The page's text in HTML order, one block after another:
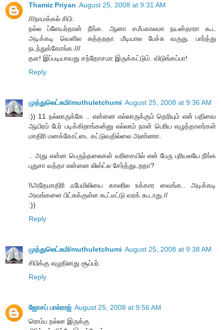
Thamiz Priyan August 25, 2008 at 9:31 AM
///நாமக்கல் சிபி:
நல்ல ப்ளேயர்தான் நீங்க. ஆனா சமீபகாலமா நயன்தாரா கூட
அடிக்கடி வெளில சுத்தறதா மீடியால பேச்சு வருது. பார்த்து
நடந்துக்கோங்க.///
தள! இப்படியாவது சந்தோசமா இருக்கட்டும். விடுங்கப்பா!
Reply
முத்துலெட்சுமி/muthuletchumi August 25, 2008 at 9:36 AM
:)) 11 நல்லாருக்கே .. என்னை எல்லாருக்கும் தெரியும் என் பதிவை
ஆயிரம் பேர் படிக்கிறாங்கன்னு எல்லாம் நான் பெரிய எழுத்தாளர்கள்
மாதிரி மனக்கோட்டை கட்டுவதில்லை அண்ணா.
.. அது என்ன பெருந்தலைகள் வரிசையில் என் பேரு புரியலயே.நீங்க
புதுசா வந்தா என்னை லிஸ்ட்ல சேர்த்துடறதா?
\\அதேமாதிரி ஃபேமிலியை காலரில உக்கார வைங்க.. அடிக்கடி
அவங்களை பிட்சுக்குள்ள கூட்டீட்டு வரக் கூடாது.//
:))
Reply
முத்துலெட்சுமி/muthuletchumi August 25, 2008 at 9:38 AM
சிபிக்கு எழுதினது சூப்பர்.
Reply
ஜோசப் பால்ராஜ் August 25, 2008 at 9:56 AM
ரொம்ப நல்லா இருக்கு